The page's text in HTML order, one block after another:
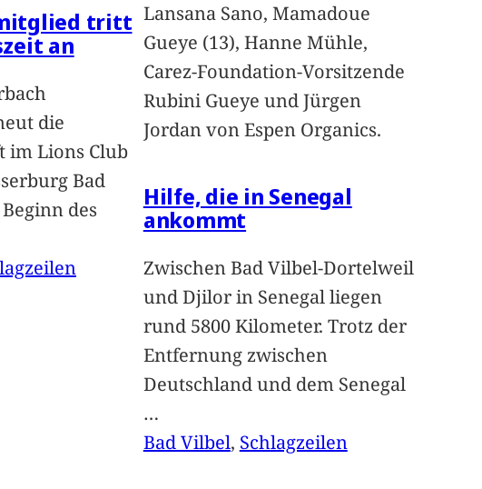
tritt
an
die
im Lions Club
Bad
des
Lansana Sano, Mamadoue
Gueye (13), Hanne Mühle,
Carez-Foundation-Vorsitzende
Rubini Gueye und Jürgen
Jordan von Espen Organics.
Hilfe, die in Senegal
ankommt
Zwischen Bad Vilbel-Dortelweil
und Djilor in Senegal liegen
rund 5800 Kilometer. Trotz der
Entfernung zwischen
Deutschland und dem Senegal
…
Bad Vilbel, Schlagzeilen